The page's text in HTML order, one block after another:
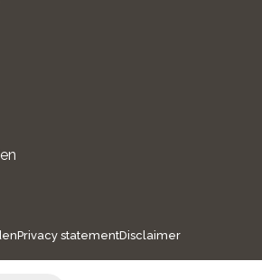
Privacy statementDisclaimer